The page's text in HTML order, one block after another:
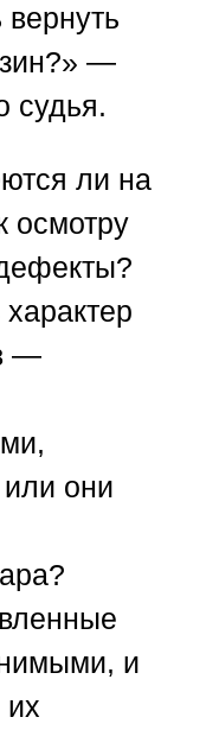
вернуть
—
судья.
ли на
осмотру
—
они
и
их